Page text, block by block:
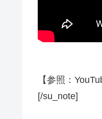
【参照：
[/su_note]